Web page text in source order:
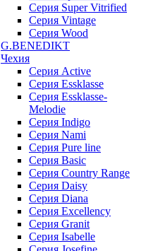
Серия Super Vitrified
Серия Vintage
Серия Wood
G.BENEDIKT
Чехия
Cерия Active
Cерия Essklasse
Cерия Essklasse-
Melodie
Cерия Indigo
Cерия Nami
Cерия Pure line
Серия Basic
Серия Country Range
Серия Daisy
Серия Diana
Серия Excellency
Серия Granit
Серия Isabelle